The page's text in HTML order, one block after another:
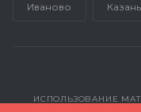
Иваново Казань
ИСПОЛЬЗОВАНИЕ